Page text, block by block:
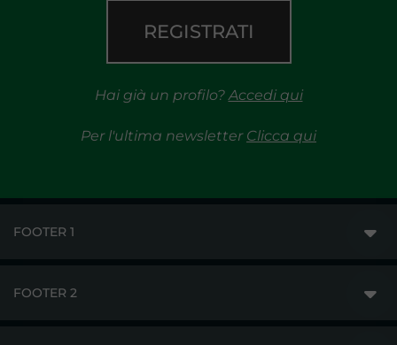
REGISTRATI
Hai già un profilo?Accedi qui
Per l'ultima newsletter Clicca qui
FOOTER 1
FOOTER 2